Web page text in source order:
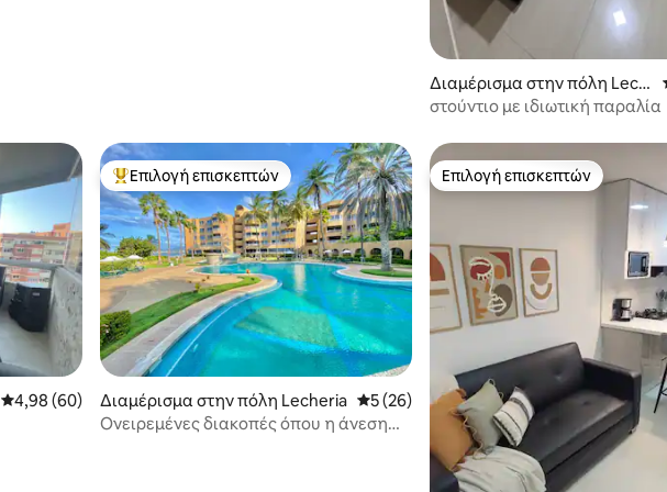
Διαμέρισμα στην πόλη Lech
eria
στούντιο με ιδιωτική παραλία
Μέση βαθμολογία: 4,98 στα 5, 60 κριτικές
4,98 (60)
Κορυφαία επιλογή επισκεπτών
Επιλογή επισκεπτών
Διαμέρισμα στην πόλη Lecheria Μέση βαθμολογία: 5 στα 5, 26 κριτικές
5 (26)
Ονειρεμένες διακοπές όπου η άνεση
Επιλογή επισκεπτών
Επιλογή επισκεπτών